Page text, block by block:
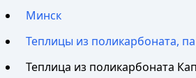
Минск
Теплицы из поликарбоната,
Теплица из поликарбоната